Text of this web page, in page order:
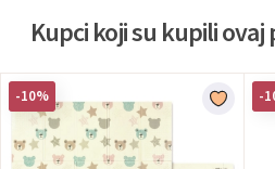
Kupci koji su kupili
-10% -